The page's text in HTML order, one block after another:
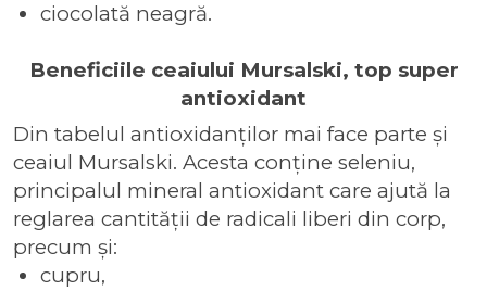
ciocolată neagră.
Beneficiile ceaiului Mursalski, top super
antioxidant
Din tabelul antioxidanților mai face parte și
ceaiul Mursalski. Acesta conține seleniu,
principalul mineral antioxidant care ajută la
reglarea cantității de radicali liberi din corp,
precum și:
cupru,